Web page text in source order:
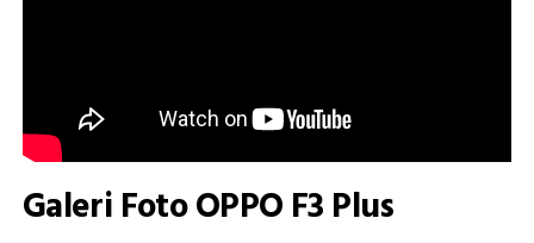
Galeri Foto OPPO F3 Plus